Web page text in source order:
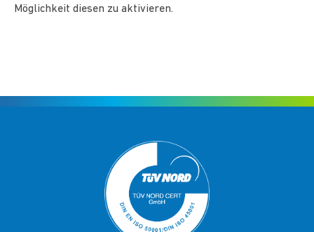
Möglichkeit diesen zu aktivieren.